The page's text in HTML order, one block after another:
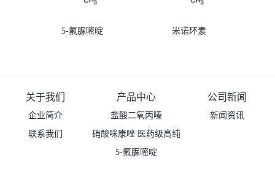
5-氟脲嘧啶 米诺环素
关于我们
企业简介
联系我们
产品中心
盐酸二氧丙嗪
硝酸咪康唑 医药级高纯
度99%原粉
5-氟脲嘧啶
公司新闻
新闻资讯